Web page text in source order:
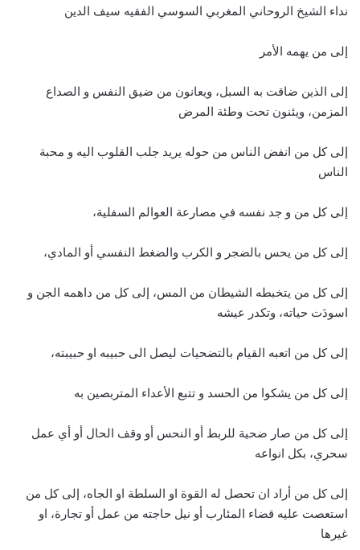
نداء الشيخ الروحاني المغربي السوسي الفقيه سيف الدين
إلى من يهمه الأمر
إلى الذين ضاقت به السبل، ويعانون من ضيق النفس و الصداع
المزمن، ويئنون تحت وطئة المرض
إلى كل من انفض الناس من حوله يريد جلب القلوب اليه و محبة
الناس
إلى كل من و جد نفسه في مصارعة العوالم السفلية،
إلى كل من يحس بالضجر و الكرب والضغط النفسي أو المادي،
إلى كل من يتخبطه الشيطان من المس، إلى كل من داهمه الجن و
اسودَت حياته، وتكدر عيشه
إلى كل من اتعبه القيام بالتضحيات ليصل الى حبيبه او حبيبته،
إلى كل من يشكوا من الحسد و تتبع الأعداء المتربصين به
إلى كل من صار ضحية للربط أو النحس أو وقف الحال أو أي عمل
سحري، بكل انواعه
إلى كل من أراد ان تحصل له القوة او السلطة او الجاه، إلى كل من
استعصت عليه قضاء المئارب أو نيل حاجته من عمل أو تجارة، او
غيرها